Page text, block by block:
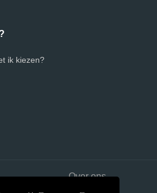
ik kiezen?
Over ons